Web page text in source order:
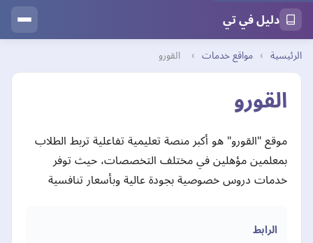
دليل في تي
الرئيسية › مواقع خدمات › القورو
القورو
موقع "القورو" هو أكبر منصة تعليمية تفاعلية تربط الطلاب
بمعلمين مؤهلين في مختلف التخصصات، حيث توفر
خدمات دروس خصوصية بجودة عالية وبأسعار تنافسية
الرابط